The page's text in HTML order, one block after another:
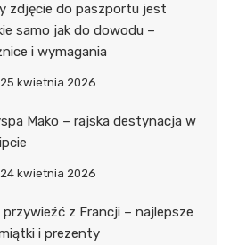
zdjęcie do paszportu jest
samo jak do dowodu –
i wymagania
25 kwietnia 2026
Mako – rajska destynacja w
24 kwietnia 2026
przywieźć z Francji – najlepsze
i prezenty